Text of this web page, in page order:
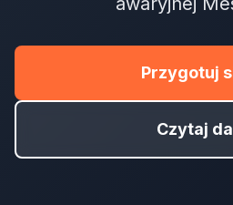
Przygotuj
Czytaj